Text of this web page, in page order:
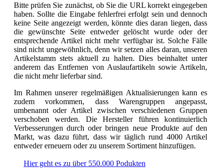
Bitte prüfen Sie zunächst, ob Sie die URL korrekt eingegeben
haben. Sollte die Eingabe fehlerfrei erfolgt sein und dennoch
keine Seite angezeigt werden, könnte dies daran liegen, dass
die gewünschte Seite entweder gelöscht wurde oder der
entsprechende Artikel nicht mehr verfügbar ist. Solche Fälle
sind nicht ungewöhnlich, denn wir setzen alles daran, unseren
Artikelstamm stets aktuell zu halten. Dies beinhaltet unter
anderem das Entfernen von Auslaufartikeln sowie Artikeln,
die nicht mehr lieferbar sind.
Im Rahmen unserer regelmäßigen Aktualisierungen kann es
zudem vorkommen, dass Warengruppen angepasst,
umbenannt oder Artikel zwischen verschiedenen Gruppen
verschoben werden. Die Hersteller führen kontinuierlich
Verbesserungen durch oder bringen neue Produkte auf den
Markt, was dazu führt, dass wir täglich rund 4000 Artikel
entweder erneuern oder zu unserem Sortiment hinzufügen.
Hier geht es zu über 550.000 Podukten